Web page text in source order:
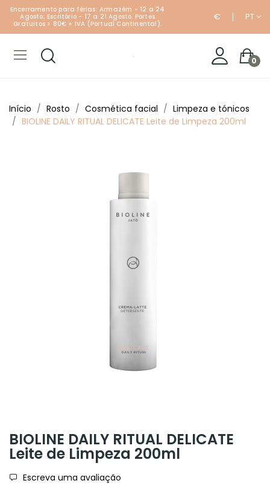
Encerramento para férias: Armazém - 12 a 24
Agosto; Escritório - 17 a 21 Agosto. Portes
Gratuitos > 80€ + IVA (Portual Continental).
€ PT
0
Início Rosto Cosmética facial
Limpeza e tónicos
BIOLINE DAILY RITUAL DELICATE Leite de Limpeza 200ml
BIOLINE DAILY RITUAL DELICATE
Leite de Limpeza 200ml
Escreva uma avaliação